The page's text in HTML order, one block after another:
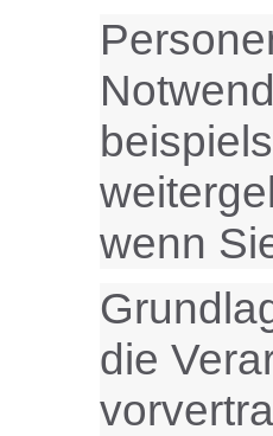
wenn
die